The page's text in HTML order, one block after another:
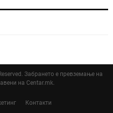
Забрането е превземање на
на Centar.mk.
Контакти